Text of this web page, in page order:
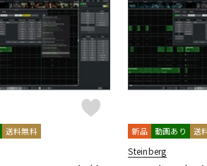
レコーディン
グ機器
送料無料 新品 動画あり 送
Steinberg